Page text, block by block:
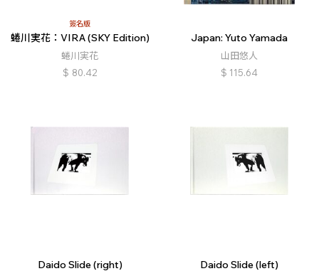
簽名版
蜷川実花：VIRA (SKY Edition)
蜷川実花
$ 80.42
Japan: Yuto Yamada
山田悠人
$ 115.64
Daido Slide (right) Daido Slide (left)